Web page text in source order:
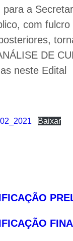
a
com
DE
neste Edital
Baixar